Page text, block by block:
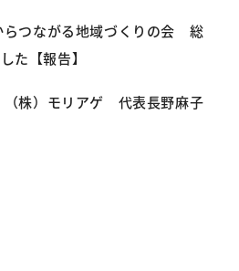
つながる地域づくりの会 総
た【報告】
株）モリアゲ 代表長野麻子